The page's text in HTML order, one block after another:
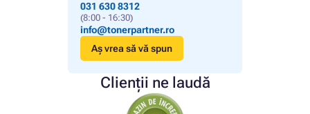
031 630 8312
(8:00 - 16:30)
info@tonerpartner.ro
Aș vrea să vă spun
Clienții ne laudă